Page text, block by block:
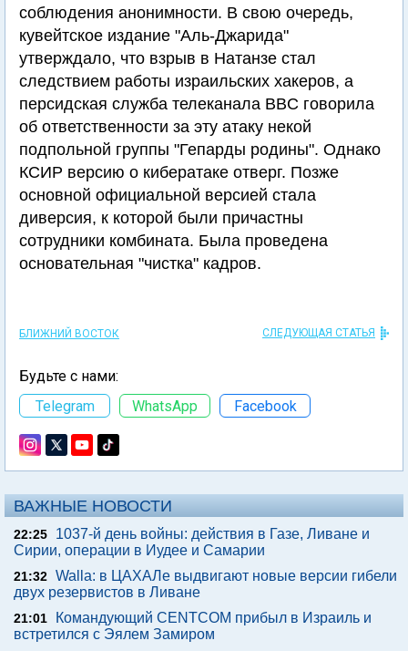
соблюдения анонимности. В свою очередь,
кувейтское издание "Аль-Джарида"
утверждало, что взрыв в Натанзе стал
следствием работы израильских хакеров, а
персидская служба телеканала BBC говорила
об ответственности за эту атаку некой
подпольной группы "Гепарды родины". Однако
КСИР версию о кибератаке отверг. Позже
основной официальной версией стала
диверсия, к которой были причастны
сотрудники комбината. Была проведена
основательная "чистка" кадров.
БЛИЖНИЙ ВОСТОК СЛЕДУЮЩАЯ СТАТЬЯ
Будьте с нами:
Telegram
WhatsApp Facebook
ВАЖНЫЕ НОВОСТИ
22:25
1037-й день войны: действия в Газе, Ливане и
Сирии, операции в Иудее и Самарии
21:32 Walla: в ЦАХАЛе выдвигают новые версии гибели
двух резервистов в Ливане
21:01
Командующий CENTCOM прибыл в Израиль и
встретился с Эялем Замиром